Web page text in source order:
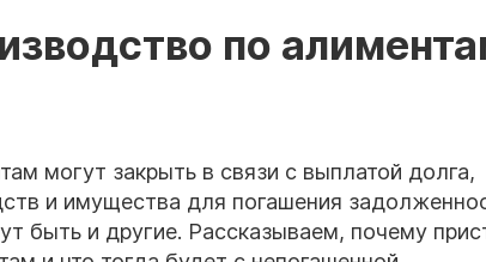
по
могут закрыть в связи с выплатой долга,
и имущества для погашения
быть и другие. Рассказываем, почему